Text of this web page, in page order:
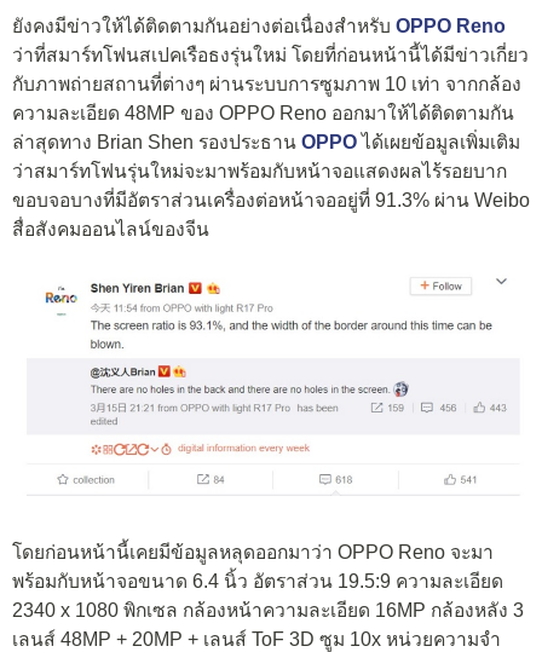
ยังคงมีข่าวให้ได้ติดตามกันอย่างต่อเนื่องสำหรับ OPPO Reno
ว่าที่สมาร์ทโฟนสเปคเรือธงรุ่นใหม่ โดยที่ก่อนหน้านี้ได้มีข่าวเกี่ยว
กับภาพถ่ายสถานที่ต่างๆ ผ่านระบบการซูมภาพ 10 เท่า จากกล้อง
ความละเอียด 48MP ของ OPPO Reno ออกมาให้ได้ติดตามกัน
ล่าสุดทาง Brian Shen รองประธาน OPPOได้เผยข้อมูลเพิ่มเติม
ว่าสมาร์ทโฟนรุ่นใหม่จะมาพร้อมกับหน้าจอแสดงผลไร้รอยบาก
ขอบจอบางที่มีอัตราส่วนเครื่องต่อหน้าจออยู่ที่ 91.3% ผ่าน Weibo
สื่อสังคมออนไลน์ของจีน
โดยก่อนหน้านี้เคยมีข้อมูลหลุดออกมาว่า OPPO Reno จะมา
พร้อมกับหน้าจอขนาด 6.4 นิ้ว อัตราส่วน 19.5:9 ความละเอียด
2340 x 1080 พิกเซล กล้องหน้าความละเอียด 16MP กล้องหลัง 3
เลนส์ 48MP + 20MP + เลนส์ ToF 3D ซูม 10x หน่วยความจำ